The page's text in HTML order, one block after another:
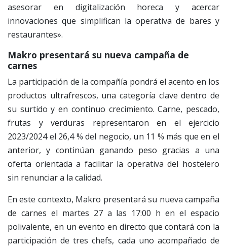
asesorar en digitalización horeca y acercar
innovaciones que simplifican la operativa de bares y
restaurantes».
Makro presentará su nueva campaña de
carnes
La participación de la compañía pondrá el acento en los
productos ultrafrescos, una categoría clave dentro de
su surtido y en continuo crecimiento. Carne, pescado,
frutas y verduras representaron en el ejercicio
2023/2024 el 26,4 % del negocio, un 11 % más que en el
anterior, y continúan ganando peso gracias a una
oferta orientada a facilitar la operativa del hostelero
sin renunciar a la calidad.
En este contexto, Makro presentará su nueva campaña
de carnes el martes 27 a las 17:00 h en el espacio
polivalente, en un evento en directo que contará con la
participación de tres chefs, cada uno acompañado de